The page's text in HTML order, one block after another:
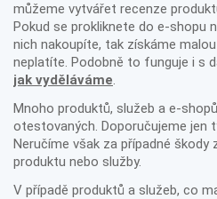
můžeme vytvářet recenze
Pokud se prokliknete do e-shopu
nich nakoupíte, tak získáme
neplatíte. Podobně to funguje i s
jak vyděláváme.
Mnoho produktů, služeb a e-
otestovaných. Doporučujeme jen
Neručíme však za případné škody
produktu nebo služby.
V případě produktů a služeb, co